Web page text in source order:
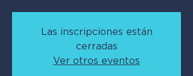
Las inscripciones están
cerradas
Ver otros eventos